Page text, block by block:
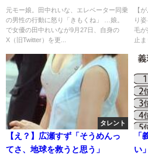
「きもくね」
元モー娘。田中れいな、エレベーター同乗
の男性の行動に怒り「きもくね」 …娘。
で女優の田中れいなが9月27日、自身の
X（旧Twitter）を更...
【
り
毛が
止
タレント
【え？】広瀬すず「そうめんっ
てさ、地球を救うと思う」
「
い